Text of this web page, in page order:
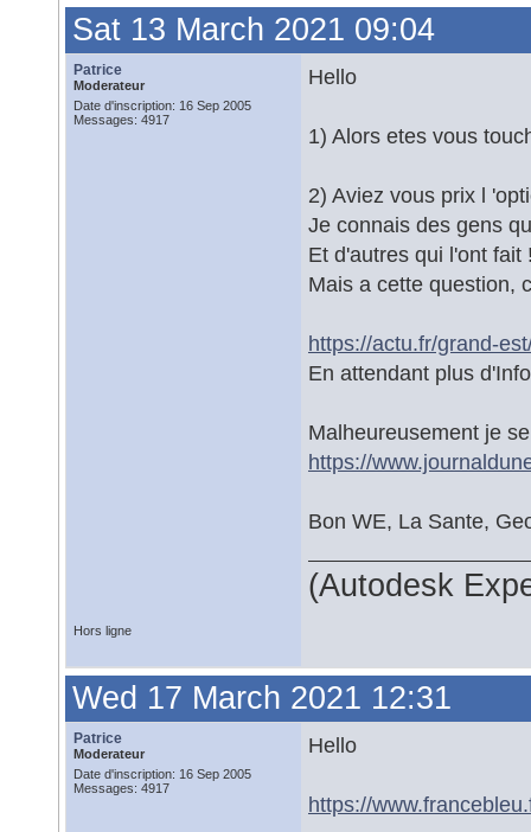
Sat 13 March 2021 09:04
Patrice
Moderateur
Date d'inscription: 16 Sep 2005
Messages: 4917
Hello
1) Alors etes vous
2) Aviez vous prix l
Je connais des gens
Et d'autres qui l'ont
Mais a cette question,
https://actu.fr/grand-
En attendant plus
Malheureusement je
https://
Bon WE, La Sante,
(Autodesk
Hors ligne
Wed 17 March 2021 12:31
Patrice
Moderateur
Date d'inscription: 16 Sep 2005
Messages: 4917
Hello
https://